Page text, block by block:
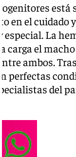
en el
especial. La
carga el
ambos.
perfectas
del